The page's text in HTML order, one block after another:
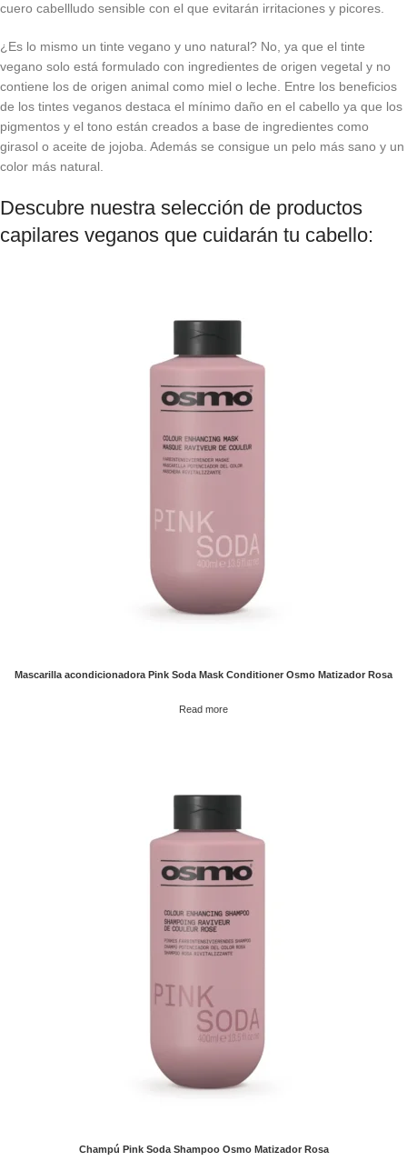
cuero cabellludo sensible con el que evitarán irritaciones y picores.
¿Es lo mismo un tinte vegano y uno natural? No, ya que el tinte
vegano solo está formulado con ingredientes de origen vegetal y no
contiene los de origen animal como miel o leche. Entre los beneficios
de los tintes veganos destaca el mínimo daño en el cabello ya que los
pigmentos y el tono están creados a base de ingredientes como
girasol o aceite de jojoba. Además se consigue un pelo más sano y un
color más natural.
Descubre nuestra selección de productos
capilares veganos que cuidarán tu cabello:
Mascarilla acondicionadora Pink Soda Mask Conditioner Osmo Matizador Rosa
Read more
Champú Pink Soda Shampoo Osmo Matizador Rosa